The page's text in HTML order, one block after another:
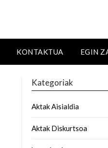
KONTAKTUA EGIN
Kategoriak
Aktak Aisialdia
Aktak Diskurtsoa